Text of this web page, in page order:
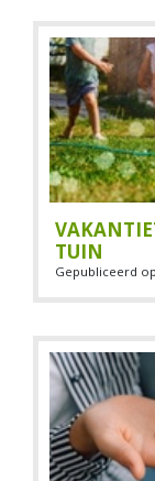
TUIN
Gepubliceerd op